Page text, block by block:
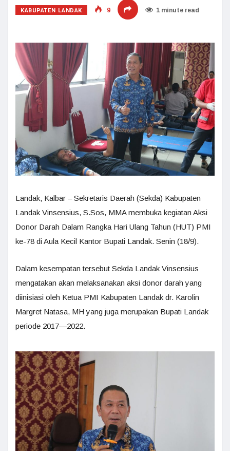
KABUPATEN LANDAK 9 1 minute read
Landak, Kalbar – Sekretaris Daerah (Sekda) Kabupaten
Landak Vinsensius, S.Sos, MMA membuka kegiatan Aksi
Donor Darah Dalam Rangka Hari Ulang Tahun (HUT) PMI
ke-78 di Aula Kecil Kantor Bupati Landak. Senin (18/9).
Dalam kesempatan tersebut Sekda Landak Vinsensius
mengatakan akan melaksanakan aksi donor darah yang
diinisiasi oleh Ketua PMI Kabupaten Landak dr. Karolin
Margret Natasa, MH yang juga merupakan Bupati Landak
periode 2017—2022.